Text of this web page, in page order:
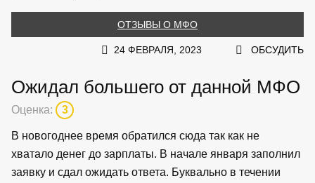
ОТЗЫВЫ О МФО
24 ФЕВРАЛЯ, 2023 ОБСУДИТЬ
Ожидал большего от данной МФО
Оценка: 3
В новогоднее время обратился сюда так как не
хватало денег до зарплаты. В начале января заполнил
заявку и сдал ожидать ответа. Буквально в течении